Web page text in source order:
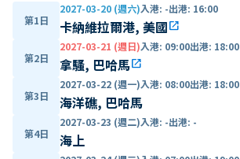
第1日
2027-03-20 (週六)入港: -出港: 16:00
卡納維拉爾港, 美國open_in_new
第2日
2027-03-21 (週日)入港: 09:00出港: 18:00
拿騷, 巴哈馬open_in_new
第3日
2027-03-22 (週一)入港: 08:00出港: 18:00
海洋礁, 巴哈馬
第4日
2027-03-23 (週二)入港: -出港: -
海上